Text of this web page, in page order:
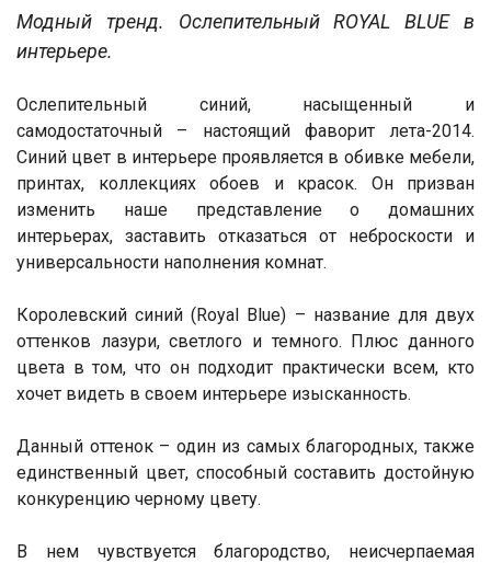
Модный тренд. Ослепительный ROYAL BLUE в
интерьере.
Ослепительный синий, насыщенный и
самодостаточный – настоящий фаворит лета-2014.
Синий цвет в интерьере проявляется в обивке мебели,
принтах, коллекциях обоев и красок. Он призван
изменить наше представление о домашних
интерьерах, заставить отказаться от неброскости и
универсальности наполнения комнат.
Королевский синий (Royal Blue) – название для двух
оттенков лазури, светлого и темного. Плюс данного
цвета в том, что он подходит практически всем, кто
хочет видеть в своем интерьере изысканность.
Данный оттенок – один из самых благородных, также
единственный цвет, способный составить достойную
конкуренцию черному цвету.
В нем чувствуется благородство, неисчерпаемая